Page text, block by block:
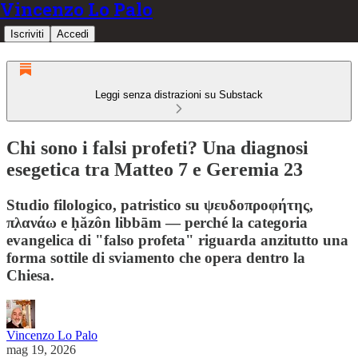
Vincenzo Lo Palo
Iscriviti Accedi
Leggi senza distrazioni su Substack
Chi sono i falsi profeti? Una diagnosi
esegetica tra Matteo 7 e Geremia 23
Studio filologico, patristico su ψευδοπροφήτης,
πλανάω e ḥăzôn libbām — perché la categoria
evangelica di "falso profeta" riguarda anzitutto una
forma sottile di sviamento che opera dentro la
Chiesa.
Vincenzo Lo Palo
mag 19, 2026